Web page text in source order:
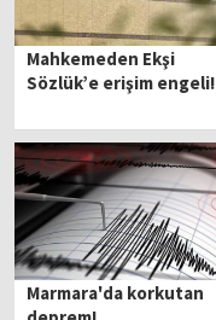
Mahkemeden Ekşi
Sözlük’e erişim engeli!
Marmara'da korkutan